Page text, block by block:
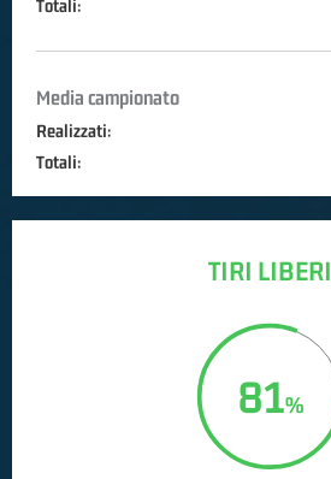
Totali:
Media campionato
Realizzati:
Totali:
TIRI LIBERI
81